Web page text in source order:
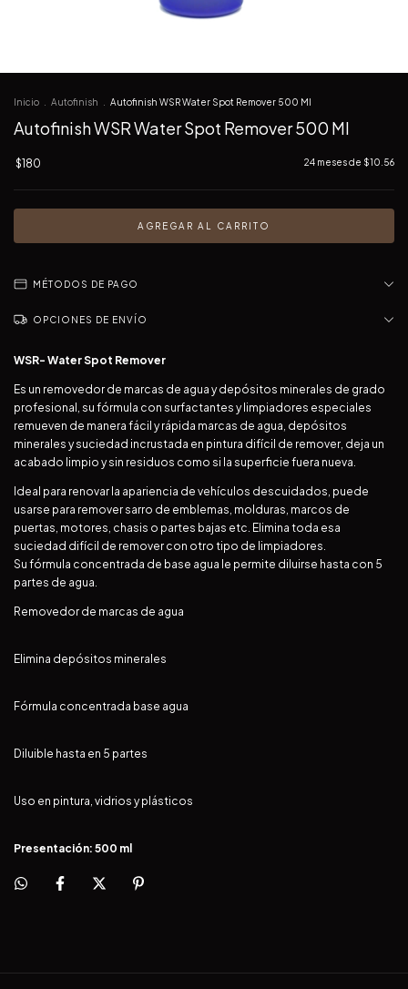
Inicio Autofinish Autofinish WSR Water Spot Remover 500 Ml
Autofinish WSR Water Spot Remover 500 Ml
$180 24 meses de $10.56
MÉTODOS DE PAGO
OPCIONES DE ENVÍO
WSR- Water Spot Remover
Es un removedor de marcas de agua y depósitos minerales de grado
profesional, su fórmula con surfactantes y limpiadores especiales
remueven de manera fácil y rápida marcas de agua, depósitos
minerales y suciedad incrustada en pintura difícil de remover, deja un
acabado limpio y sin residuos como si la superficie fuera nueva.
Ideal para renovar la apariencia de vehículos descuidados, puede
usarse para remover sarro de emblemas, molduras, marcos de
puertas, motores, chasis o partes bajas etc. Elimina toda esa
suciedad difícil de remover con otro tipo de limpiadores.
Su fórmula concentrada de base agua le permite diluirse hasta con 5
partes de agua.
Removedor de marcas de agua
Elimina depósitos minerales
Fórmula concentrada base agua
Diluible hasta en 5 partes
Uso en pintura, vidrios y plásticos
Presentación: 500 ml